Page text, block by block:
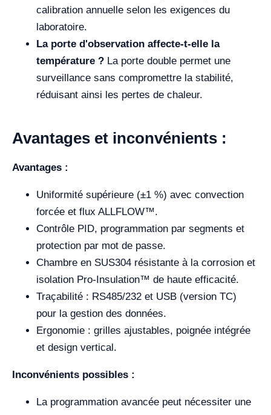
calibration annuelle selon les exigences du
laboratoire.
La porte d'observation affecte-t-elle la
température ? La porte double permet une
surveillance sans compromettre la stabilité,
réduisant ainsi les pertes de chaleur.
Avantages et inconvénients :
Avantages :
Uniformité supérieure (±1 %) avec convection
forcée et flux ALLFLOW™.
Contrôle PID, programmation par segments et
protection par mot de passe.
Chambre en SUS304 résistante à la corrosion et
isolation Pro-Insulation™ de haute efficacité.
Traçabilité : RS485/232 et USB (version TC)
pour la gestion des données.
Ergonomie : grilles ajustables, poignée intégrée
et design vertical.
Inconvénients possibles :
La programmation avancée peut nécessiter une